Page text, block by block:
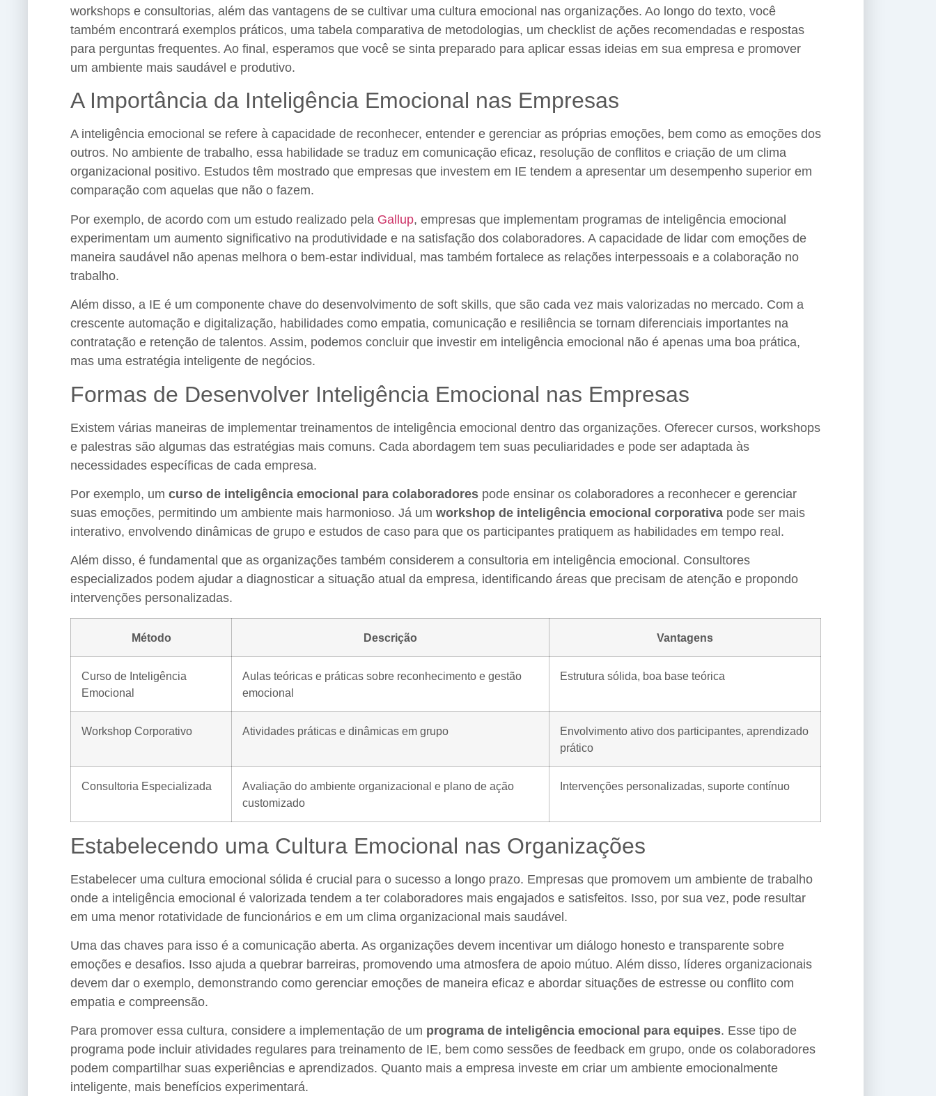
workshops e consultorias, além das vantagens de se cultivar uma cultura emocional nas organizações. Ao longo do texto, você
também encontrará exemplos práticos, uma tabela comparativa de metodologias, um checklist de ações recomendadas e respostas
para perguntas frequentes. Ao final, esperamos que você se sinta preparado para aplicar essas ideias em sua empresa e promover
um ambiente mais saudável e produtivo.
A Importância da Inteligência Emocional nas Empresas
A inteligência emocional se refere à capacidade de reconhecer, entender e gerenciar as próprias emoções, bem como as emoções dos
outros. No ambiente de trabalho, essa habilidade se traduz em comunicação eficaz, resolução de conflitos e criação de um clima
organizacional positivo. Estudos têm mostrado que empresas que investem em IE tendem a apresentar um desempenho superior em
comparação com aquelas que não o fazem.
Por exemplo, de acordo com um estudo realizado pela Gallup, empresas que implementam programas de inteligência emocional
experimentam um aumento significativo na produtividade e na satisfação dos colaboradores. A capacidade de lidar com emoções de
maneira saudável não apenas melhora o bem-estar individual, mas também fortalece as relações interpessoais e a colaboração no
trabalho.
Além disso, a IE é um componente chave do desenvolvimento de soft skills, que são cada vez mais valorizadas no mercado. Com a
crescente automação e digitalização, habilidades como empatia, comunicação e resiliência se tornam diferenciais importantes na
contratação e retenção de talentos. Assim, podemos concluir que investir em inteligência emocional não é apenas uma boa prática,
mas uma estratégia inteligente de negócios.
Formas de Desenvolver Inteligência Emocional nas Empresas
Existem várias maneiras de implementar treinamentos de inteligência emocional dentro das organizações. Oferecer cursos, workshops
e palestras são algumas das estratégias mais comuns. Cada abordagem tem suas peculiaridades e pode ser adaptada às
necessidades específicas de cada empresa.
Por exemplo, um curso de inteligência emocional para colaboradores pode ensinar os colaboradores a reconhecer e gerenciar
suas emoções, permitindo um ambiente mais harmonioso. Já um workshop de inteligência emocional corporativa pode ser mais
interativo, envolvendo dinâmicas de grupo e estudos de caso para que os participantes pratiquem as habilidades em tempo real.
Além disso, é fundamental que as organizações também considerem a consultoria em inteligência emocional. Consultores
especializados podem ajudar a diagnosticar a situação atual da empresa, identificando áreas que precisam de atenção e propondo
intervenções personalizadas.
Método Descrição Vantagens
Curso de Inteligência
Emocional
Aulas teóricas e práticas sobre reconhecimento e gestão
emocional
Estrutura sólida, boa base teórica
Workshop Corporativo Atividades práticas e dinâmicas em grupo
Envolvimento ativo dos participantes, aprendizado
prático
Consultoria Especializada
Avaliação do ambiente organizacional e plano de ação
customizado
Intervenções personalizadas, suporte contínuo
Estabelecendo uma Cultura Emocional nas Organizações
Estabelecer uma cultura emocional sólida é crucial para o sucesso a longo prazo. Empresas que promovem um ambiente de trabalho
onde a inteligência emocional é valorizada tendem a ter colaboradores mais engajados e satisfeitos. Isso, por sua vez, pode resultar
em uma menor rotatividade de funcionários e em um clima organizacional mais saudável.
Uma das chaves para isso é a comunicação aberta. As organizações devem incentivar um diálogo honesto e transparente sobre
emoções e desafios. Isso ajuda a quebrar barreiras, promovendo uma atmosfera de apoio mútuo. Além disso, líderes organizacionais
devem dar o exemplo, demonstrando como gerenciar emoções de maneira eficaz e abordar situações de estresse ou conflito com
empatia e compreensão.
Para promover essa cultura, considere a implementação de um programa de inteligência emocional para equipes. Esse tipo de
programa pode incluir atividades regulares para treinamento de IE, bem como sessões de feedback em grupo, onde os colaboradores
podem compartilhar suas experiências e aprendizados. Quanto mais a empresa investe em criar um ambiente emocionalmente
inteligente, mais benefícios experimentará.